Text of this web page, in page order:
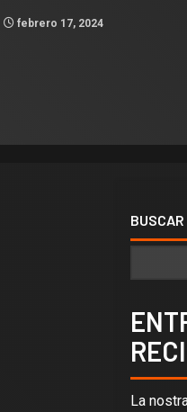
febrero 17, 2024
BUSCAR
La